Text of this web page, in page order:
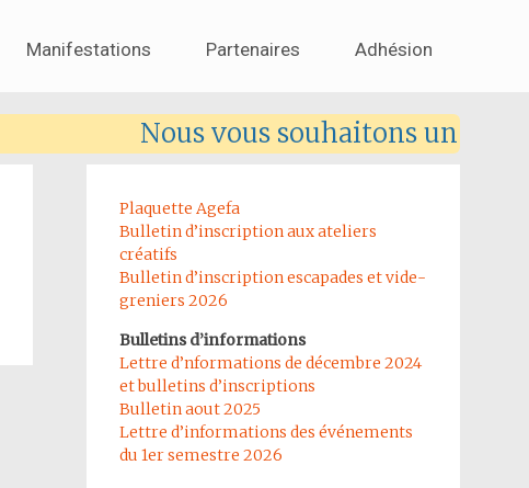
Manifestations Partenaires Adhésion
Nous vous souhaitons un très
Plaquette Agefa
Bulletin d’inscription aux ateliers
créatifs
Bulletin d’inscription escapades et vide-
greniers 2026
Bulletins d’informations
Lettre d’nformations de décembre 2024
et bulletins d’inscriptions
Bulletin aout 2025
Lettre d’informations des événements
du 1er semestre 2026